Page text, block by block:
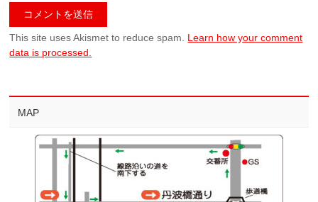
This site uses Akismet to reduce spam. Learn how your comment
data is processed.
MAP